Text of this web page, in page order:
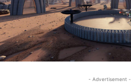
- Advertisement -